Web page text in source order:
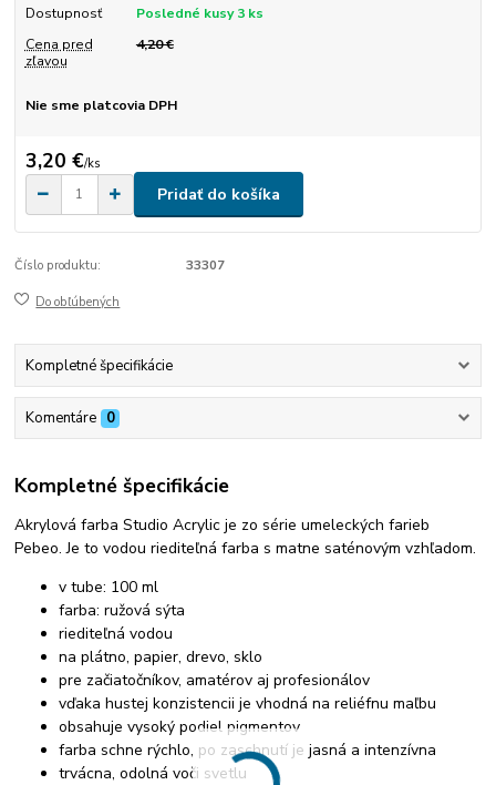
Dostupnosť
Posledné kusy 3 ks
Cena pred
zľavou
4,20 €
Nie sme platcovia DPH
3,20 €/ks
Pridať do košíka
Číslo produktu: 33307
Do obľúbených
Kompletné špecifikácie
Komentáre 0
Kompletné špecifikácie
Akrylová farba Studio Acrylic je zo série umeleckých farieb
Pebeo. Je to vodou riediteľná farba s matne saténovým vzhľadom.
v tube: 100 ml
farba: ružová sýta
riediteľná vodou
na plátno, papier, drevo, sklo
pre začiatočníkov, amatérov aj profesionálov
vďaka hustej konzistencii je vhodná na reliéfnu maľbu
obsahuje vysoký podiel pigmentov
farba schne rýchlo, po zaschnutí je jasná a intenzívna
trvácna, odolná voči svetlu